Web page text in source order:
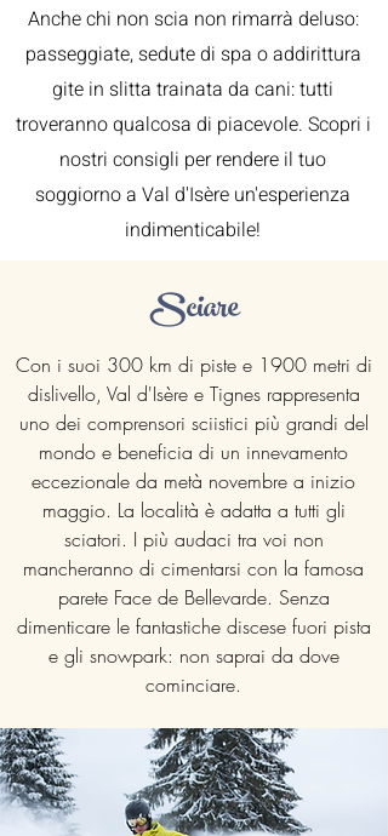
Anche chi non scia non rimarrà deluso:
passeggiate, sedute di spa o addirittura
gite in slitta trainata da cani: tutti
troveranno qualcosa di piacevole. Scopri i
nostri consigli per rendere il tuo
soggiorno a Val d'Isère un'esperienza
indimenticabile!
Sciare
Con i suoi 300 km di piste e 1900 metri di
dislivello, Val d'Isère e Tignes rappresenta
uno dei comprensori sciistici più grandi del
mondo e beneficia di un innevamento
eccezionale da metà novembre a inizio
maggio. La località è adatta a tutti gli
sciatori. I più audaci tra voi non
mancheranno di cimentarsi con la famosa
parete Face de Bellevarde. Senza
dimenticare le fantastiche discese fuori pista
e gli snowpark: non saprai da dove
cominciare.